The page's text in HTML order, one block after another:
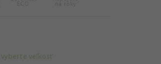
vyberte veľkosť